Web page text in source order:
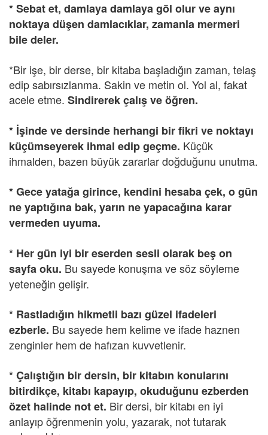
* Sebat et, damlaya damlaya göl olur ve aynı
noktaya düşen damlacıklar, zamanla mermeri
bile deler.
*Bir işe, bir derse, bir kitaba başladığın zaman, telaş
edip sabırsızlanma. Sakin ve metin ol. Yol al, fakat
acele etme. Sindirerek çalış ve öğren.
* İşinde ve dersinde herhangi bir fikri ve noktayı
küçümseyerek ihmal edip geçme. Küçük
ihmalden, bazen büyük zararlar doğduğunu unutma.
* Gece yatağa girince, kendini hesaba çek, o gün
ne yaptığına bak, yarın ne yapacağına karar
vermeden uyuma.
* Her gün iyi bir eserden sesli olarak beş on
sayfa oku. Bu sayede konuşma ve söz söyleme
yeteneğin gelişir.
* Rastladığın hikmetli bazı güzel ifadeleri
ezberle. Bu sayede hem kelime ve ifade haznen
zenginler hem de hafızan kuvvetlenir.
* Çalıştığın bir dersin, bir kitabın konularını
bitirdikçe, kitabı kapayıp, okuduğunu ezberden
özet halinde not et. Bir dersi, bir kitabı en iyi
anlayıp öğrenmenin yolu, yazarak, not tutarak